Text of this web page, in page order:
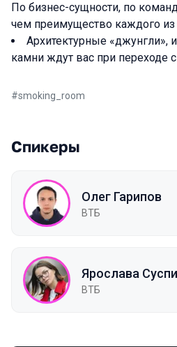
По бизнес-сущности, по
чем преимущество каждого из
Архитектурные «джунгли»,
камни ждут вас при переходе
#smoking_room
Спикеры
Олег Гарипов
ВТБ
Ярослава
ВТБ